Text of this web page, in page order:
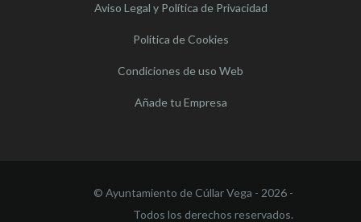
Aviso Legal y Política de Privacidad
Política de Cookies
Condiciones de uso Web
Añade tu Empresa
© Ayuntamiento de Cúllar Vega - 2026 -
Todos los derechos reservados.